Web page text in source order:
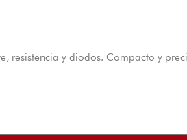
y diodos. Compacto y